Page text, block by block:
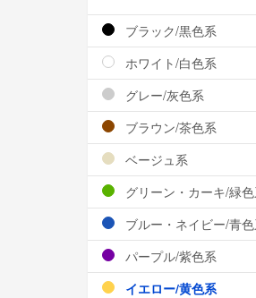
ブラック/黒色系
ホワイト/白色系
グレー/灰色系
ブラウン/茶色系
ベージュ系
グリーン・カーキ/緑
ブルー・ネイビー/青
パープル/紫色系
イエロー/黄色系